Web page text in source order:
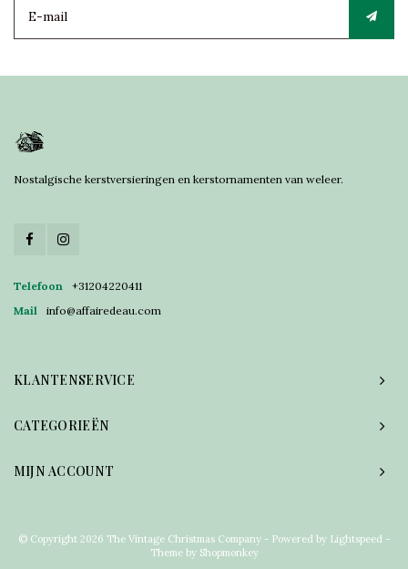
Nostalgische kerstversieringen en kerstornamenten van weleer.
Telefoon
+31204220411
Mail
info@affairedeau.com
KLANTENSERVICE
CATEGORIEËN
MIJN ACCOUNT
© Copyright 2026 The Vintage Christmas Company - Powered by Lightspeed -
Theme by Shopmonkey